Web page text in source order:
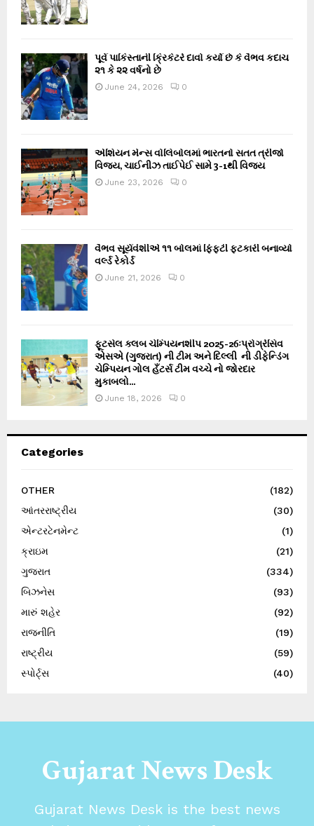
પૂર્વ પાકિસ્તાની ક્રિકેટરે દાવો કર્યો છે કે વૈભવ કદાચ
૨૧ કે ૨૨ વર્ષનો છે
June 24, 2026 0
એશિયન મેન્સ વોલિબોલમાં ભારતનો સતત ત્રીજો
વિજય, ચાઈનીઝ તાઈપેઈ સામે 3-1થી વિજય
June 23, 2026 0
વૈભવ સૂર્યવંશીએ ૧૧ બોલમાં ફિફ્ટી ફટકારી બનાવ્યો
વર્લ્ડ રેકોર્ડ
June 21, 2026 0
ફૂટસેલ ક્લબ ચેમ્પિયનશીપ 2025-26ઃપ્રોગ્રેસિવ
એસએ (ગુજરાત) ની ટીમ અને દિલ્લી ની ડીફેન્ડિંગ
ચેમ્પિયન ગોલ હઁટર્સ ટીમ વચ્ચે નો જોરદાર
મુકાબલો...
June 18, 2026 0
Categories
OTHER
(182)
આંતરરાષ્ટ્રીય
(30)
એન્ટરટેનમેન્ટ
(1)
ક્રાઇમ
(21)
ગુજરાત
(334)
બિઝનેસ
(93)
મારું શહેર
(92)
રાજનીતિ
(19)
રાષ્ટ્રીય
(59)
સ્પોર્ટ્સ
(40)
Gujarat News Desk
Gujarat News Desk is the best news